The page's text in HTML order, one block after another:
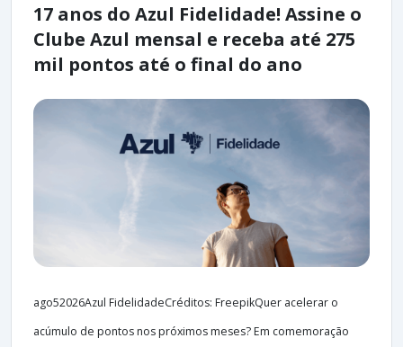
17 anos do Azul Fidelidade! Assine o
Clube Azul mensal e receba até 275
mil pontos até o final do ano
ago52026Azul FidelidadeCréditos: FreepikQuer acelerar o
acúmulo de pontos nos próximos meses? Em comemoração